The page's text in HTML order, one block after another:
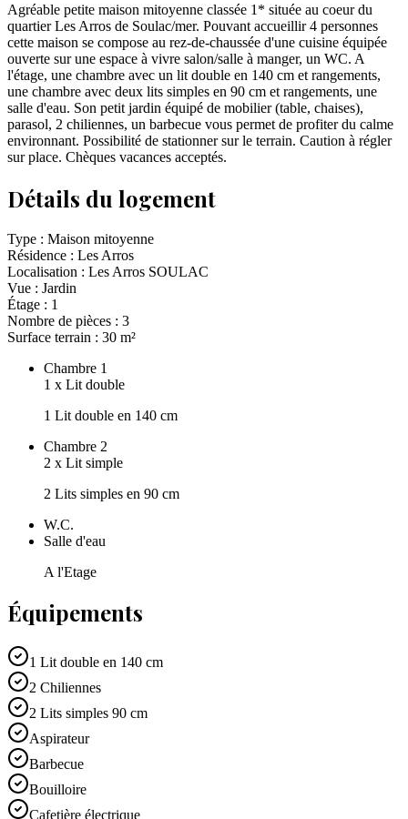
Agréable petite maison mitoyenne classée 1* située au coeur du
quartier Les Arros de Soulac/mer. Pouvant accueillir 4 personnes
cette maison se compose au rez-de-chaussée d'une cuisine équipée
ouverte sur une espace à vivre salon/salle à manger, un WC. A
l'étage, une chambre avec un lit double en 140 cm et rangements,
une chambre avec deux lits simples en 90 cm et rangements, une
salle d'eau. Son petit jardin équipé de mobilier (table, chaises),
parasol, 2 chiliennes, un barbecue vous permet de profiter du calme
environnant. Possibilité de stationner sur le terrain. Caution à régler
sur place. Chèques vacances acceptés.
Détails du logement
Type : Maison mitoyenne
Résidence : Les Arros
Localisation : Les Arros SOULAC
Vue : Jardin
Étage : 1
Nombre de pièces : 3
Surface terrain : 30 m²
Chambre 1
1 x Lit double
1 Lit double en 140 cm
Chambre 2
2 x Lit simple
2 Lits simples en 90 cm
W.C.
Salle d'eau
A l'Etage
Équipements
1 Lit double en 140 cm
2 Chiliennes
2 Lits simples 90 cm
Aspirateur
Barbecue
Bouilloire
Cafetière électrique